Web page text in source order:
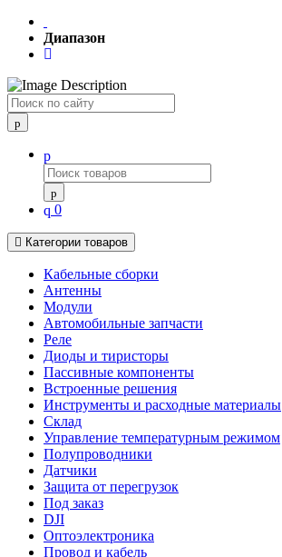
Диапазон
Поиск
0
Категории товаров
Кабельные сборки
Антенны
Модули
Автомобильные запчасти
Реле
Диоды и тиристоры
Пассивные компоненты
Встроенные решения
Инструменты и расходные материалы
Склад
Управление температурным режимом
Полупроводники
Датчики
Защита от перегрузок
Под заказ
DJI
Оптоэлектроника
Провод и кабель